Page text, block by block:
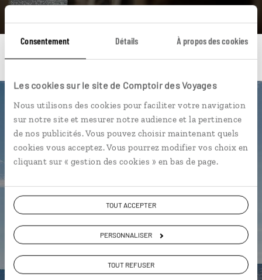
Consentement Détails À propos des cookies
Les cookies sur le site de Comptoir des Voyages
Nous utilisons des cookies pour faciliter votre navigation
sur notre site et mesurer notre audience et la pertinence
de nos publicités. Vous pouvez choisir maintenant quels
cookies vous acceptez. Vous pourrez modifier vos choix en
cliquant sur « gestion des cookies » en bas de page.
TOUT ACCEPTER
PERSONNALISER
TOUT REFUSER
Une envie de voyage
particulière ?
Île d’Eysturoy Île de Streymoy Ásmundarstakkur
Île de Suduroy